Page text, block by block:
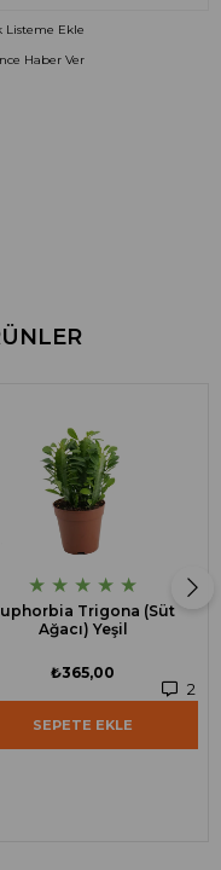
Listeme Ekle
Haber Ver
★ ★ ★ ★ ★
Trigona (Süt
Ağacı) Yeşil
2
₺365,00
SEPETE EKLE